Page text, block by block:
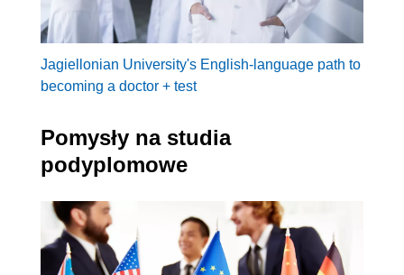
Jagiellonian University's English-language path to
becoming a doctor + test
Pomysły na studia
podyplomowe